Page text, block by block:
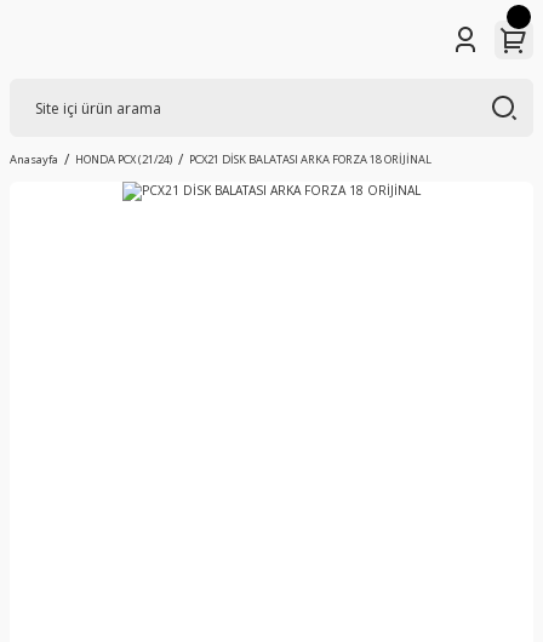
Anasayfa HONDA PCX (21/24) PCX21 DİSK BALATASI ARKA FORZA 18 ORİJİNAL